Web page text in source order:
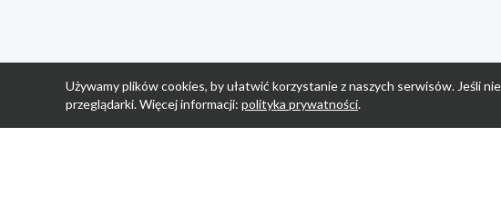
Używamy plików cookies, by ułatwić korzystanie z naszych serwisów. Jeśli
przeglądarki. Więcej informacji: polityka prywatności.